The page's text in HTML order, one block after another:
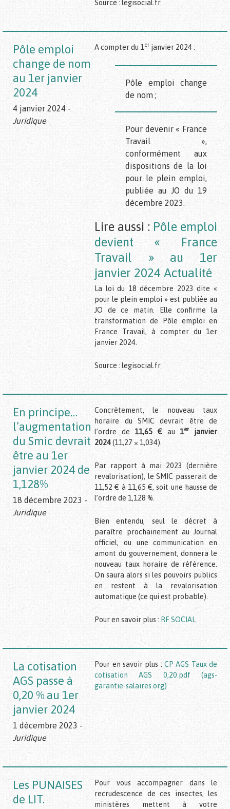
Source : legisocial.fr
Pôle emploi
change de nom
au 1er janvier
2024
4 janvier 2024 -
Juridique
A compter du 1er janvier 2024 :
Pôle emploi change
de nom ;
Pour devenir « France
Travail »,
conformément aux
dispositions de la loi
pour le plein emploi,
publiée au JO du 19
décembre 2023.
Lire aussi :Pôle emploi
devient « France
Travail » au 1er
janvier 2024Actualité
La loi du 18 décembre 2023 dite «
pour le plein emploi » est publiée au
JO de ce matin. Elle confirme la
transformation de Pôle emploi en
France Travail, à compter du 1er
janvier 2024.
Source : legisocial.fr
En principe…
l’augmentation
du Smic devrait
être au 1er
janvier 2024 de
1,128%
18 décembre 2023 -
Juridique
Concrètement, le nouveau taux
horaire du SMIC devrait être de
l’ordre de 11,65 € au1erjanvier
2024(11,27 × 1,034).
Par rapport à mai 2023 (dernière
revalorisation), le SMIC passerait de
11,52 € à 11,65 €, soit une hausse de
l’ordre de 1,128 %.
Bien entendu, seul le décret à
paraître prochainement au Journal
officiel, ou une communication en
amont du gouvernement, donnera le
nouveau taux horaire de référence.
On saura alors si les pouvoirs publics
en restent à la revalorisation
automatique (ce qui est probable).
Pour en savoir plus :RF SOCIAL
La cotisation
AGS passe à
0,20 % au 1er
janvier 2024
1 décembre 2023 -
Juridique
Pour en savoir plus :CP AGS Taux de
cotisation AGS 0,20.pdf (ags-
garantie-salaires.org)
Les PUNAISES
de LIT.
Pour vous accompagner dans le
recrudescence de ces insectes, les
ministères mettent à votre